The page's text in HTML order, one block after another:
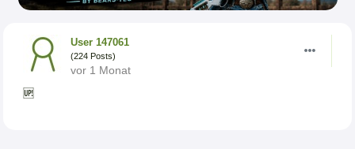
User 147061
(224 Posts)
vor 1 Monat
🆙